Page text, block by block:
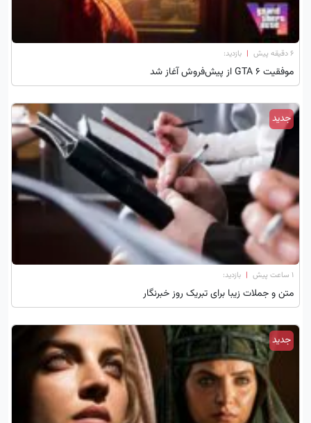
۶ دقیقه پیش | بازدید:
موفقیت GTA 6 از پیش‌فروش آغاز شد
جدید
۱ ساعت پیش | بازدید:
متن و جملات زیبا برای تبریک روز خبرنگار
جدید